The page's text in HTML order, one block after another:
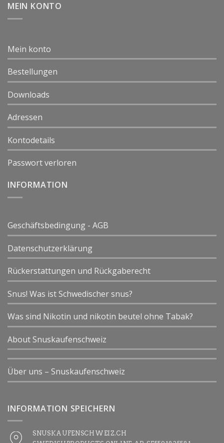
MEIN KONTO
Mein konto
Bestellungen
Downloads
Adressen
Kontodetails
Passwort verloren
INFORMATION
Geschäftsbedingung - AGB
Datenschutzerklärung
Rückerstattungen und Rückgaberecht
Snus! Was ist Schwedischer snus?
Was sind Nikotin und nikotin beutel ohne Tabak?
About Snuskaufenschweiz
Über uns – Snuskaufenschweiz
INFORMATION SPEICHERN
SNUSKAUFENSCHWEIZ.CH